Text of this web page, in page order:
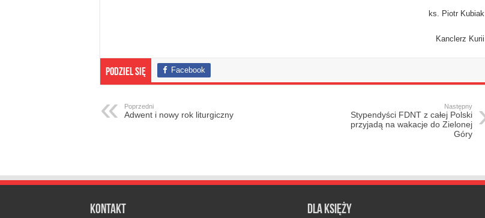
ks. Piotr Kubiak
Kanclerz Kurii­­­­­­­­­­­­­­­
Podziel się Facebook
Poprzedni
Adwent i nowy rok liturgiczny
Następny
Stypendyści FDNT z całej Polski
przyjadą na wakacje do Zielonej
Góry
Kontakt Dla księży